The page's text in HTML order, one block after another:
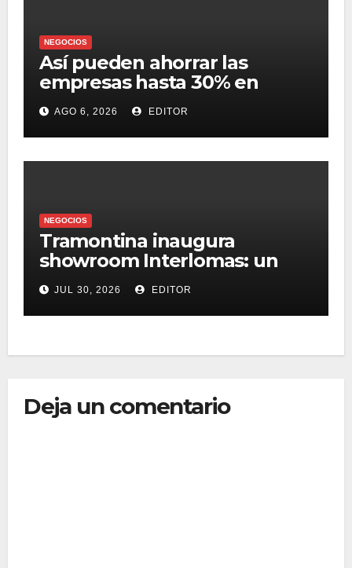
NEGOCIOS
Así pueden ahorrar las
empresas hasta 30% en
presupuesto
AGO 6, 2026 EDITOR
NEGOCIOS
Tramontina inaugura
showroom Interlomas: un
espacio para vivir la
experiencia de sus
soluciones profesionales y
JUL 30, 2026 EDITOR
Deja un comentario